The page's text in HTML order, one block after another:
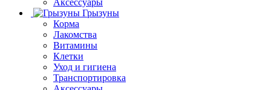
Грызуны
Корма
Лакомства
Витамины
Клетки
Уход и гигиена
Транспортировка